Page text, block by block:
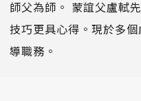
師父為師。 蒙誼父盧軾
技巧更具心得。現於多
導職務。